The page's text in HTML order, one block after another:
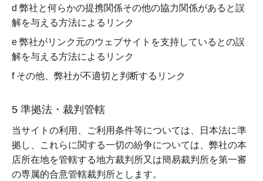
d 弊社と何らかの提携関係その他の協力関係があると誤
解を与える方法によるリンク
e 弊社がリンク元のウェブサイトを支持しているとの誤
解を与える方法によるリンク
f その他、弊社が不適切と判断するリンク
5 準拠法・裁判管轄
当サイトの利用、ご利用条件等については、日本法に準
拠し、これらに関する一切の紛争については、弊社の本
店所在地を管轄する地方裁判所又は簡易裁判所を第一審
の専属的合意管轄裁判所とします。